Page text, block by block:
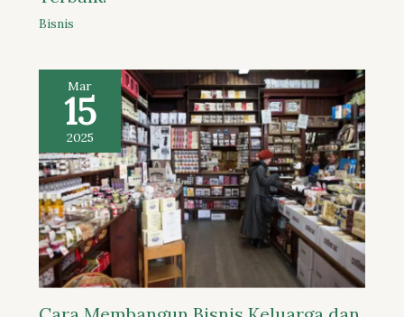
Bisnis
Mar
15
2025